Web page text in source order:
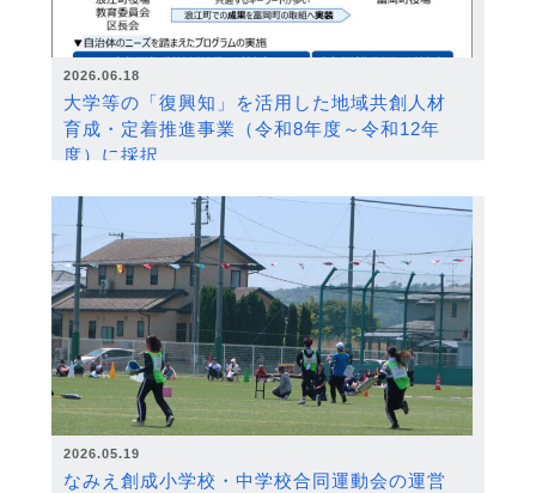
2026.06.18
大学等の「復興知」を活用した地域共創人材
育成・定着推進事業（令和8年度～令和12年
度）に採択
2026.05.19
なみえ創成小学校・中学校合同運動会の運営